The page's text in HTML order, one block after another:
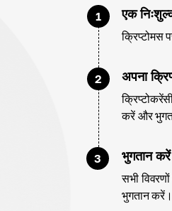
1 एक
क्रिप्टोमस
2 अपना
करें और
3 भुगतान
सभी
भुगतान करें।